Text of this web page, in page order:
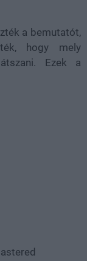
a bemutatót,
hogy mely
Ezek a